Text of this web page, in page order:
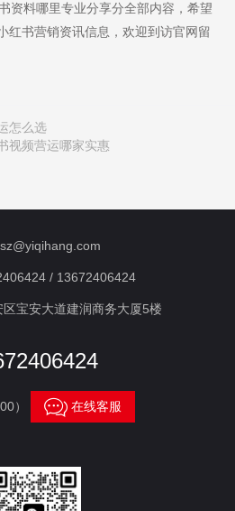
资料哪里专业分享分全部内容，希望
红书营销资讯信息，欢迎到访官网留
怎么选
视频营运哪家实惠
sz@yiqihang.com
/ 13672406424
宝安大道建润商务大厦5楼
） 在线客服